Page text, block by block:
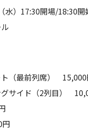
水）17:30開場/18:30開
（最前列席） 15,000
サイド（2列目）